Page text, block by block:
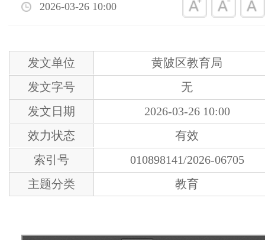
2026-03-26 10:00
发文单位
黄陂区教育局
发文字号
无
发文日期
2026-03-26 10:00
效力状态
有效
索引号
010898141/2026-06705
主题分类
教育